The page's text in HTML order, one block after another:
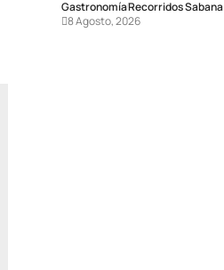
GastronomíaRecorridos Sabana
8 Agosto, 2026